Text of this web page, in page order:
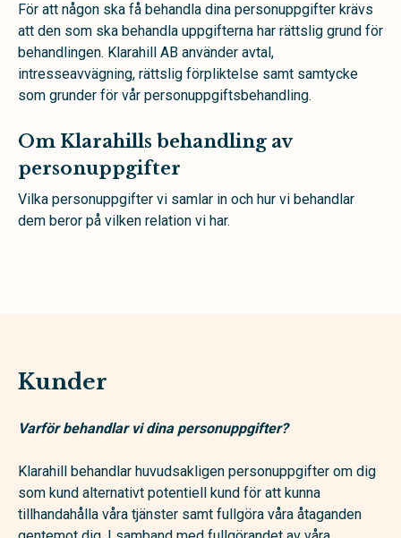
För att någon ska få behandla dina personuppgifter krävs
att den som ska behandla uppgifterna har rättslig grund för
behandlingen. Klarahill AB använder avtal,
intresseavvägning, rättslig förpliktelse samt samtycke
som grunder för vår personuppgiftsbehandling.
Om Klarahills behandling av
personuppgifter
Vilka personuppgifter vi samlar in och hur vi behandlar
dem beror på vilken relation vi har.
Kunder
Varför behandlar vi dina personuppgifter?
Klarahill behandlar huvudsakligen personuppgifter om dig
som kund alternativt potentiell kund för att kunna
tillhandahålla våra tjänster samt fullgöra våra åtaganden